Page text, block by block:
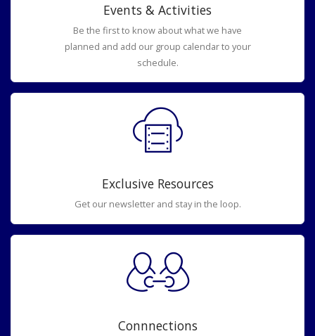
Events & Activities
Be the first to know about what we have
planned and add our group calendar to your
schedule.
Exclusive Resources
Get our newsletter and stay in the loop.
Connnections